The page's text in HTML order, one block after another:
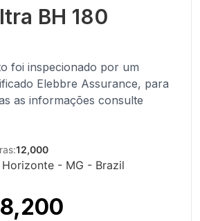
BH 180
foi inspecionado por um
Elebbre Assurance, para
as informações consulte
12,000
Horizonte - MG - Brazil